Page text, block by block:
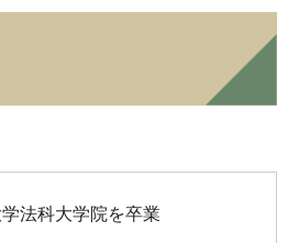
法科大学院を卒業